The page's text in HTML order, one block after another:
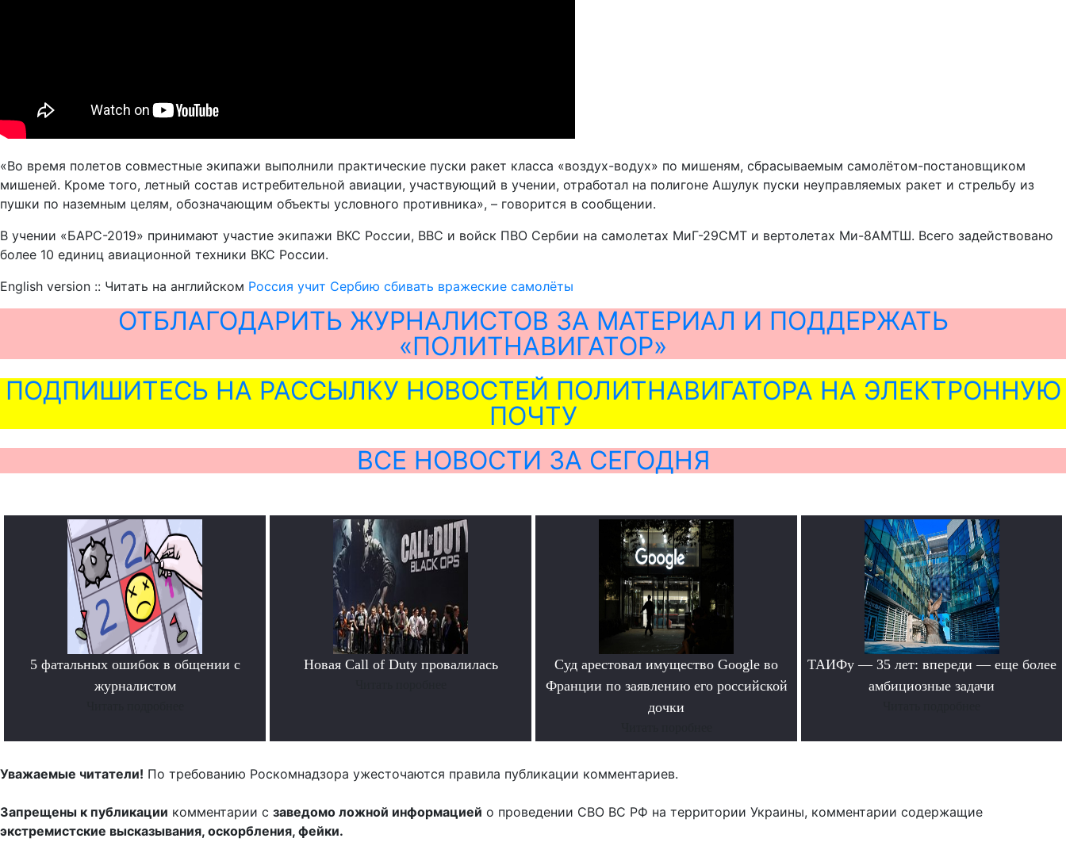
«Во время полетов совместные экипажи выполнили практические пуски ракет класса «воздух-водух» по мишеням, сбрасываемым самолётом-постановщиком
мишеней. Кроме того, летный состав истребительной авиации, участвующий в учении, отработал на полигоне Ашулук пуски неуправляемых ракет и стрельбу из
пушки по наземным целям, обозначающим объекты условного противника», – говорится в сообщении.
В учении «БАРС-2019» принимают участие экипажи ВКС России, ВВС и войск ПВО Сербии на самолетах МиГ-29СМТ и вертолетах Ми-8АМТШ. Всего задействовано
более 10 единиц авиационной техники ВКС России.
English version :: Читать на английском Россия учит Сербию сбивать вражеские самолёты
ОТБЛАГОДАРИТЬ ЖУРНАЛИСТОВ ЗА МАТЕРИАЛ И ПОДДЕРЖАТЬ
«ПОЛИТНАВИГАТОР»
ПОДПИШИТЕСЬ НА РАССЫЛКУ НОВОСТЕЙ ПОЛИТНАВИГАТОРА НА ЭЛЕКТРОННУЮ
ПОЧТУ
ВСЕ НОВОСТИ ЗА СЕГОДНЯ
5 фатальных ошибок в общении с
журналистом
Новая Call of Duty провалилась
Суд арестовал имущество Google во
Франции по заявлению его российской
дочки
ТАИФу — 35 лет: впереди — еще более
амбициозные задачи
Уважаемые читатели! По требованию Роскомнадзора ужесточаются правила публикации комментариев.
Запрещены к публикации комментарии с заведомо ложной информацией о проведении СВО ВС РФ на территории Украины, комментарии содержащие
экстремистские высказывания, оскорбления, фейки.